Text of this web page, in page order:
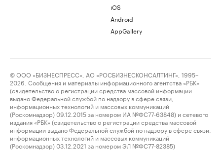
iOS
Android
AppGallery
© ООО «БИЗНЕСПРЕСС», АО «РОСБИЗНЕСКОНСАЛТИНГ», 1995–
2026. Сообщения и материалы информационного агентства «РБК»
(свидетельство о регистрации средства массовой информации
выдано Федеральной службой по надзору в сфере связи,
информационных технологий и массовых коммуникаций
(Роскомнадзор) 09.12.2015 за номером ИА №ФС77-63848) и сетевого
издания «РБК» (свидетельство о регистрации средства массовой
информации выдано Федеральной службой по надзору в сфере связи,
информационных технологий и массовых коммуникаций
(Роскомнадзор) 03.12.2021 за номером ЭЛ №ФС77-82385)